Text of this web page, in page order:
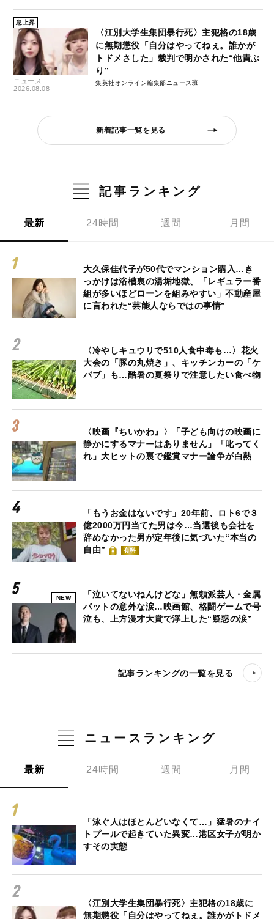
急上昇
ニュース
2026.08.08
〈江別大学生集団暴行死〉主犯格の18歳
に無期懲役「自分はやってねぇ。誰かが
トドメさした」裁判で明かされた“他責ぶ
り”
集英社オンライン編集部ニュース班
新着記事一覧を見る
記事ランキング
最新 24時間 週間 月間
大久保佳代子が50代でマンション購入…き
っかけは浴槽裏の湯垢地獄、「レギュラー番
組が多いほどローンを組みやすい」不動産屋
に言われた“芸能人ならではの事情”
〈冷やしキュウリで510人食中毒も…〉花火
大会の「豚の丸焼き」、キッチンカーの「ケ
バブ」も…酷暑の夏祭りで注意したい食べ物
〈映画『ちいかわ』〉「子ども向けの映画に
静かにするマナーはありません」「叱ってく
れ」大ヒットの裏で鑑賞マナー論争が白熱
「もうお金はないです」20年前、ロト6で３
億2000万円当てた男は今…当選後も会社を
辞めなかった男が定年後に気づいた“本当の
自由”
有料
NEW
「泣いてないねんけどな」無頼派芸人・金属
バットの意外な涙…映画館、格闘ゲームで号
泣も、上方漫才大賞で浮上した“疑惑の涙”
記事ランキングの一覧を見る
ニュースランキング
最新 24時間 週間 月間
「泳ぐ人はほとんどいなくて…」猛暑のナイ
トプールで起きていた異変…港区女子が明か
すその実態
〈江別大学生集団暴行死〉主犯格の18歳に
無期懲役「自分はやってねぇ。誰かがトドメ